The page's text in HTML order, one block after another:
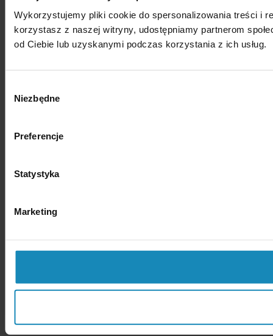
Wykorzystujemy pliki cookie do spersonalizowania treści i
korzystasz z naszej witryny, udostępniamy partnerom
od Ciebie lub uzyskanymi podczas korzystania z ich usług.
zgody
Niezbędne
Preferencje
Statystyka
Marketing